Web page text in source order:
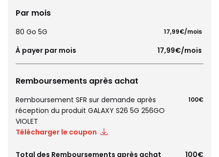
Par mois
80 Go 5G 17,99€/mois
À payer par mois 17,99€/mois
Remboursements après achat
Remboursement SFR sur demande après
réception du produit GALAXY S26 5G 256GO
VIOLET
Télécharger le coupon
100€
Total des Remboursements après achat 100€